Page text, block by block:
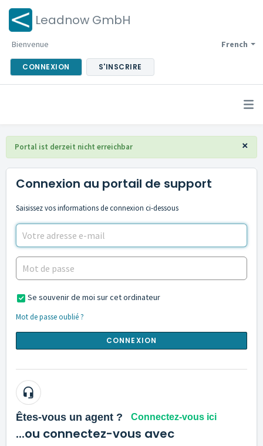
Leadnow GmbH
French
Bienvenue
CONNEXION S'INSCRIRE
×
Portal ist derzeit nicht erreichbar
Connexion au portail de support
Saisissez vos informations de connexion ci-dessous
Se souvenir de moi sur cet ordinateur
Mot de passe oublié ?
CONNEXION
Êtes-vous un agent ? Connectez-vous ici
...ou connectez-vous avec